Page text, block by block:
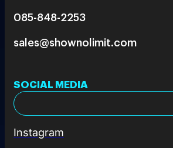
085-848-2253
sales@shownolimit.com
SOCIAL MEDIA
Instagram